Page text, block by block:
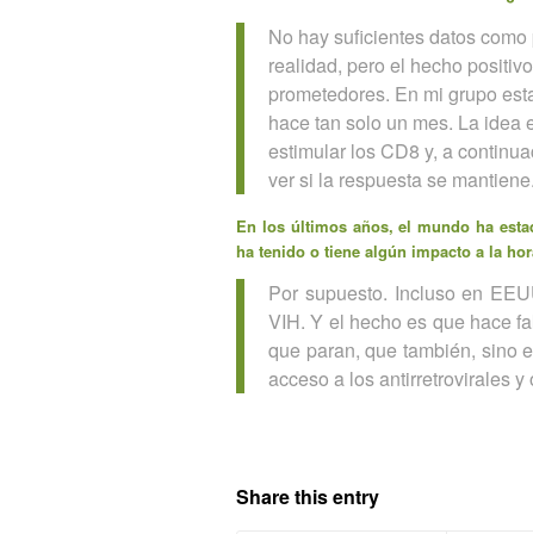
No hay suficientes datos
realidad, pero el hecho
prometedores. En mi grupo
hace tan solo un mes. La idea
estimular los CD8 y, a
ver si la respuesta se mantiene.
En los últimos años, el mundo ha
ha tenido o tiene algún impacto a la
Por supuesto. Incluso en
VIH. Y el hecho es que hace
que paran, que también, sino
acceso a los antirretrovirales
Share this entry